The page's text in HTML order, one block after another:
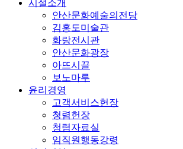
시설소개
안산문화예술의전당
김홍도미술관
화랑전시관
안산문화광장
아뜨시끌
보노마루
윤리경영
고객서비스헌장
청렴헌장
청렴자료실
임직원행동강령